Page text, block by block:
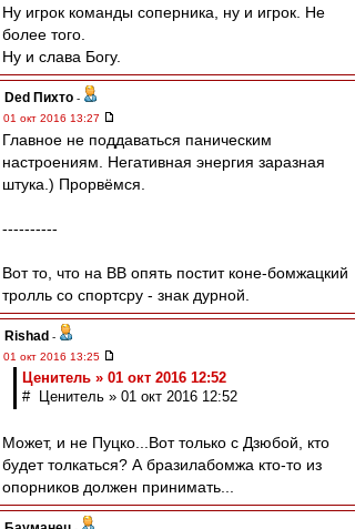
Ну игрок команды соперника, ну и игрок. Не
более того.
Ну и слава Богу.
Ded Пихто -
01 окт 2016 13:27
Главное не поддаваться паническим
настроениям. Негативная энергия заразная
штука.) Прорвёмся.
----------
Вот то, что на ВВ опять постит коне-бомжацкий
тролль со спортсру - знак дурной.
Rishad -
01 окт 2016 13:25
Ценитель » 01 окт 2016 12:52
# Ценитель » 01 окт 2016 12:52
Может, и не Пуцко...Вот только с Дзюбой, кто
будет толкаться? А бразилабомжа кто-то из
опорников должен принимать...